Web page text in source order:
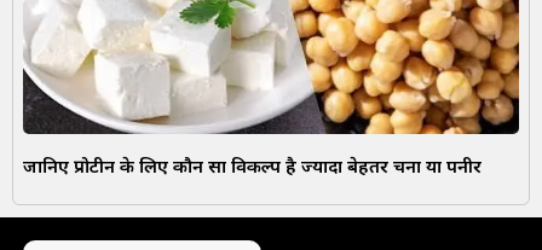
जानिए प्रोटीन के लिए कौन सा विकल्प है ज्यादा बेहतर चना या पनीर